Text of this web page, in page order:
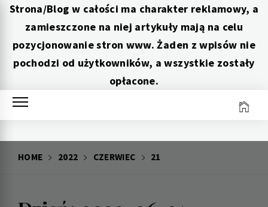
Strona/Blog w całości ma charakter reklamowy, a
zamieszczone na niej artykuły mają na celu
pozycjonowanie stron www. Żaden z wpisów nie
pochodzi od użytkowników, a wszystkie zostały
opłacone.
Skip
HOME 2022 CZERWIEC 21